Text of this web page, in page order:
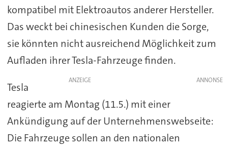
kompatibel mit Elektroautos anderer Hersteller.
Das weckt bei chinesischen Kunden die Sorge,
sie könnten nicht ausreichend Möglichkeit zum
Aufladen ihrer Tesla-Fahrzeuge finden.
ANZEIGE
Tesla
reagierte am Montag (11.5.) mit einer
Ankündigung auf der Unternehmenswebseite:
Die Fahrzeuge sollen an den nationalen